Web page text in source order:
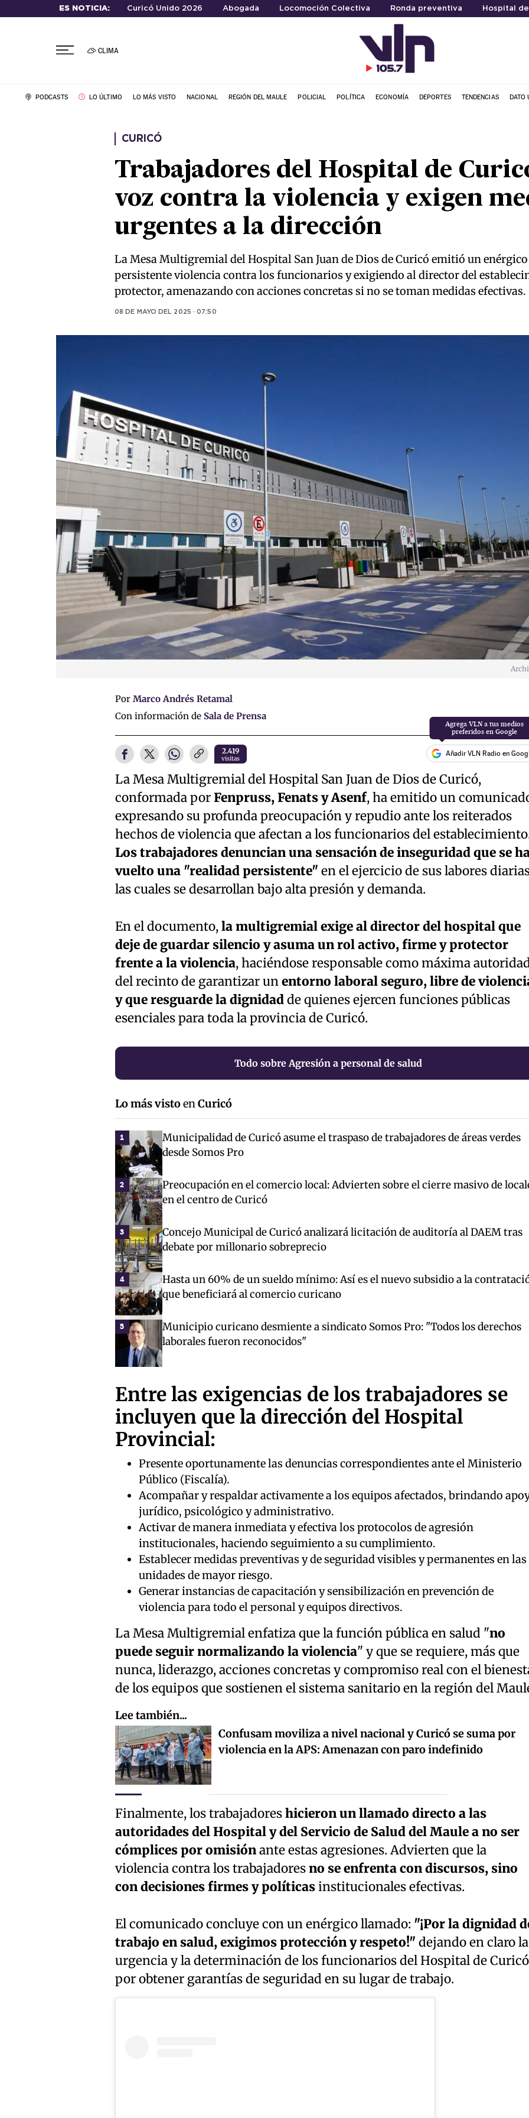
ES NOTICIA: Curicó Unido 2026 Abogada Locomoción Colectiva Ronda preventiva Hospital
CLIMA
PODCASTS LO ÚLTIMO LO MÁS VISTO NACIONAL REGIÓN DEL MAULE POLICIAL POLÍTICA ECONOMÍA DEPORTES TENDENCIAS DATO
CURICÓ
Trabajadores del Hospital de
voz contra la violencia y exigen
urgentes a la dirección
La Mesa Multigremial del Hospital San Juan de Dios de Curicó emitió un
persistente violencia contra los funcionarios y exigiendo al director del
protector, amenazando con acciones concretas si no se toman medidas efectivas.
08 DE MAYO DEL 2025 · 07:50
Por Marco Andrés Retamal
Con información de Sala de Prensa
2.419
visitas
Añadir VLN Radio en
La Mesa Multigremial del Hospital San Juan de Dios de Curicó,
conformada porFenpruss, Fenats y Asenf, ha emitido un
expresando su profunda preocupación y repudio ante los reiterados
hechos de violencia que afectan a los funcionarios del
Los trabajadores denuncian una sensación de inseguridad que se
vuelto una "realidad persistente" en el ejercicio de sus labores
las cuales se desarrollan bajo alta presión y demanda.
En el documento,la multigremial exige al director del hospital que
deje de guardar silencio y asuma un rol activo, firme y protector
frente a la violencia, haciéndose responsable como máxima
del recinto de garantizar unentorno laboral seguro, libre de
y que resguarde la dignidadde quienes ejercen funciones públicas
esenciales para toda la provincia de Curicó.
Todo sobre Agresión a personal de salud
Lo más vistoenCuricó
1
Municipalidad de Curicó asume el traspaso de trabajadores de áreas verdes
desde Somos Pro
2
Preocupación en el comercio local: Advierten sobre el cierre masivo de
en el centro de Curicó
3
Concejo Municipal de Curicó analizará licitación de auditoría al DAEM tras
debate por millonario sobreprecio
4
Hasta un 60% de un sueldo mínimo: Así es el nuevo subsidio a la
que beneficiará al comercio curicano
5
Municipio curicano desmiente a sindicato Somos Pro: "Todos los derechos
laborales fueron reconocidos"
Entre las exigencias de los trabajadores se
incluyen que la dirección del Hospital
Provincial:
Presente oportunamente las denuncias correspondientes ante el Ministerio
Público (Fiscalía).
Acompañar y respaldar activamente a los equipos afectados, brindando
jurídico, psicológico y administrativo.
Activar de manera inmediata y efectiva los protocolos de agresión
institucionales, haciendo seguimiento a su cumplimiento.
Establecer medidas preventivas y de seguridad visibles y permanentes en las
unidades de mayor riesgo.
Generar instancias de capacitación y sensibilización en prevención de
violencia para todo el personal y equipos directivos.
La Mesa Multigremial enfatiza que la función pública en salud "no
puede seguir normalizando la violencia" y que se requiere, más que
nunca, liderazgo, acciones concretas y compromiso real con el
de los equipos que sostienen el sistema sanitario en la región del
Lee también...
Confusam moviliza a nivel nacional y Curicó se suma por
violencia en la APS: Amenazan con paro indefinido
Finalmente, los trabajadoreshicieron un llamado directo a las
autoridades del Hospital y del Servicio de Salud del Maule a no ser
cómplices por omisiónante estas agresiones. Advierten que la
violencia contra los trabajadoresno se enfrenta con discursos, sino
con decisiones firmes y políticasinstitucionales efectivas.
El comunicado concluye con un enérgico llamado: "¡Por la dignidad
trabajo en salud, exigimos protección y respeto!" dejando en claro la
urgencia y la determinación de los funcionarios del Hospital de Curicó
por obtener garantías de seguridad en su lugar de trabajo.